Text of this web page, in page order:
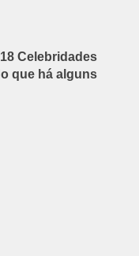
Celebridades
que há alguns